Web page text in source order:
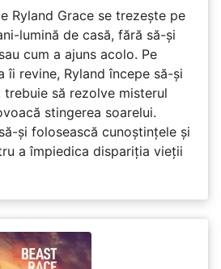
Ryland Grace se trezește pe
lumină de casă, fără să-și
cum a ajuns acolo. Pe
îi revine, Ryland începe să-și
trebuie să rezolve misterul
stingerea soarelui.
și folosească cunoștințele și
a împiedica dispariția vieții